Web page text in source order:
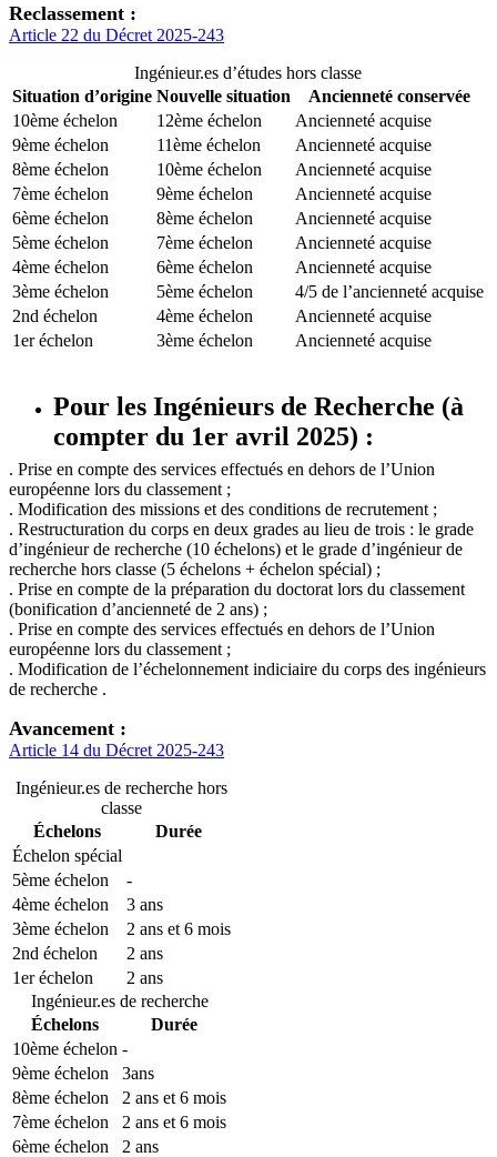
Reclassement :
Article 22 du Décret 2025-243
Ingénieur.es d’études hors classe
Situation d’origine Nouvelle situation
Ancienneté conservée
10ème échelon
12ème échelon
Ancienneté acquise
9ème échelon
11ème échelon
Ancienneté acquise
8ème échelon
10ème échelon
Ancienneté acquise
7ème échelon
9ème échelon
Ancienneté acquise
6ème échelon
8ème échelon
Ancienneté acquise
5ème échelon
7ème échelon
Ancienneté acquise
4ème échelon
6ème échelon
Ancienneté acquise
3ème échelon
5ème échelon
4/5 de l’ancienneté acquise
2nd échelon
4ème échelon
Ancienneté acquise
1er échelon
3ème échelon Ancienneté acquise
Pour les Ingénieurs de Recherche (à
compter du 1er avril 2025) :
. Prise en compte des services effectués en dehors de l’Union
européenne lors du classement ;
. Modification des missions et des conditions de recrutement ;
. Restructuration du corps en deux grades au lieu de trois : le grade
d’ingénieur de recherche (10 échelons) et le grade d’ingénieur de
recherche hors classe (5 échelons + échelon spécial) ;
. Prise en compte de la préparation du doctorat lors du classement
(bonification d’ancienneté de 2 ans) ;
. Prise en compte des services effectués en dehors de l’Union
européenne lors du classement ;
. Modification de l’échelonnement indiciaire du corps des ingénieurs
de recherche .
Avancement :
Article 14 du Décret 2025-243
Ingénieur.es de recherche hors
classe
Échelons
Durée
Échelon spécial
5ème échelon
-
4ème échelon
3 ans
3ème échelon
2 ans et 6 mois
2nd échelon
2 ans
1er échelon
2 ans
Ingénieur.es de recherche
Échelons
Durée
10ème échelon -
9ème échelon
3ans
8ème échelon
2 ans et 6 mois
7ème échelon
2 ans et 6 mois
6ème échelon
2 ans